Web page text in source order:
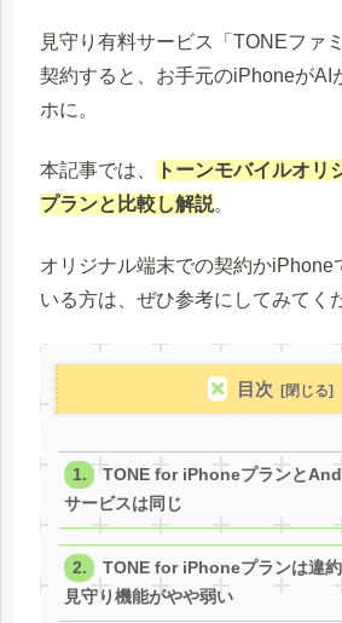
見守り有料サービス「TONEファ
契約すると、お手元のiPhoneがAI
ホに。
本記事では、
トーンモバイルオ
プランと比較し解説。
オリジナル端末での契約かiPhone
いる方は、ぜひ参考にしてみてく
目次
TONE for iPhoneプランと
サービスは同じ
TONE for iPhoneプランは違
見守り機能がやや弱い